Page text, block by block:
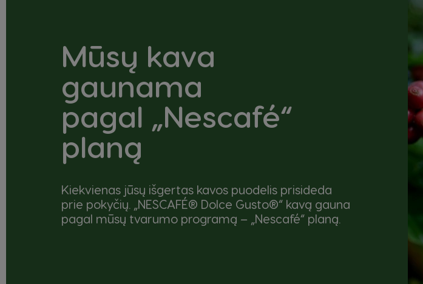
Mūsų kava
gaunama
pagal „Nescafé“
planą
Kiekvienas jūsų išgertas kavos puodelis prisideda
prie pokyčių. „NESCAFÉ® Dolce Gusto®“ kavą gauna
pagal mūsų tvarumo programą – „Nescafé“ planą.